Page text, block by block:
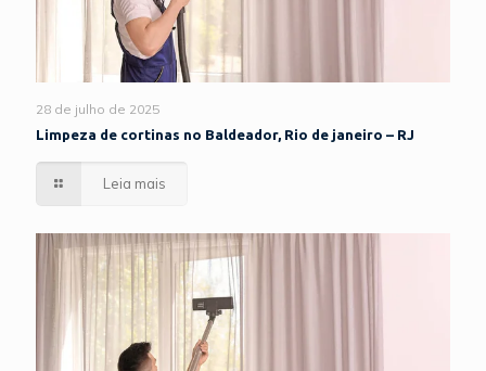
28 de julho de 2025
Limpeza de cortinas no Baldeador, Rio de janeiro – RJ
Leia mais